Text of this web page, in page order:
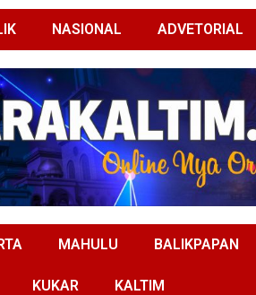
NASIONAL ADVETORIAL
MAHULU BALIKPAPAN
KUKAR KALTIM